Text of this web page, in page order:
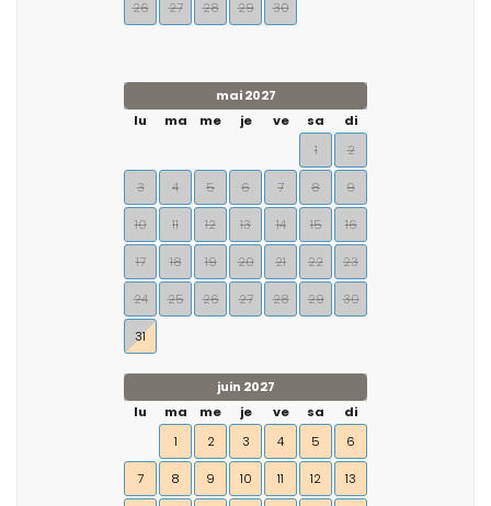
26 27 28 29 30
mai 2027
lu
ma me je ve sa
di
1
2
3 4 5 6 7 8 9
10 11 12 13 14 15 16
17 18 19 20 21 22 23
24 25 26 27 28 29 30
31
juin 2027
lu
ma me je ve sa
di
1
2 3 4 5 6
7 8 9 10 11 12 13